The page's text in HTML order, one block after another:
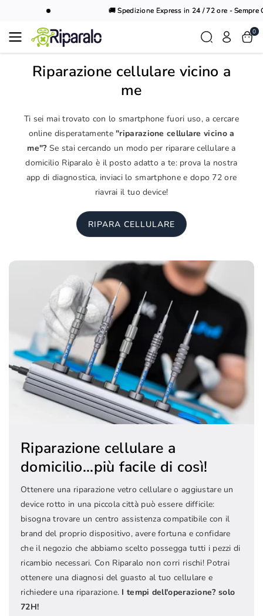
🚚 Spedizione Express in 24 / 72 ore - Sempre
0
Riparazione cellulare vicino a
me
Ti sei mai trovato con lo smartphone fuori uso, a cercare
online disperatamente"riparazione cellulare vicino a
me"?Se stai cercando un modo per riparare cellulare a
domicilio Riparalo è il posto adatto a te: prova la nostra
app di diagnostica, inviaci lo smartphone e dopo 72 ore
riavrai il tuo device!
RIPARA CELLULARE
Riparazione cellulare a
domicilio...più facile di così!
Ottenere una riparazione vetro cellulare o aggiustare un
device rotto in una piccola città può essere difficile:
bisogna trovare un centro assistenza compatibile con il
brand del proprio dispositivo, avere fortuna e confidare
che il negozio che abbiamo scelto possegga tutti i pezzi di
ricambio necessari. Con Riparalo non corri rischi! Potrai
ottenere una diagnosi del guasto al tuo cellulare e
richiedere una riparazione. I tempi dell'operazione? solo
72H!